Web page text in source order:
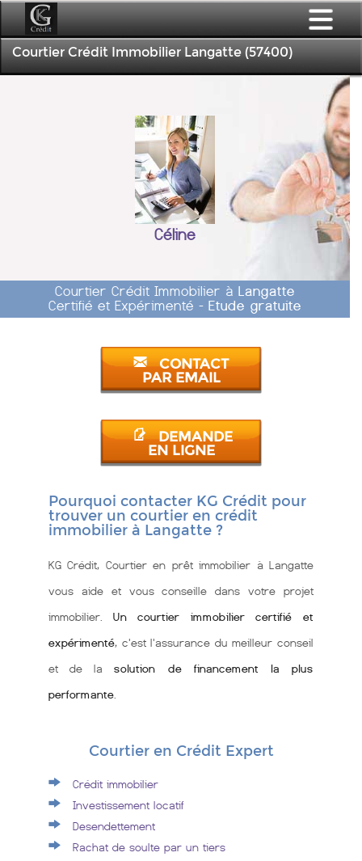
Courtier Crédit Immobilier Langatte (57400)
Céline
Courtier Crédit Immobilier à Langatte
Certifié et Expérimenté - Etude gratuite
CONTACT
PAR EMAIL
DEMANDE
EN LIGNE
Pourquoi contacter KG Crédit pour
trouver un courtier en crédit
immobilier à Langatte ?
KG Crédit, Courtier en prêt immobilier à Langatte
vous aide et vous conseille dans votre projet
immobilier. Un courtier immobilier certifié et
expérimenté, c'est l'assurance du meilleur conseil
et de lasolution de financement la plus
performante
Courtier en Crédit Expert
Crédit immobilier
Investissement locatif
Desendettement
Rachat de soulte par un tiers